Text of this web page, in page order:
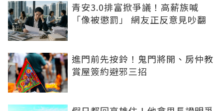
青安3.0排富掀爭議！高薪族喊
「像被懲罰」 網友正反意見吵翻
進門前先按鈴！鬼門將開、房仲教
賞屋簽約避邪三招